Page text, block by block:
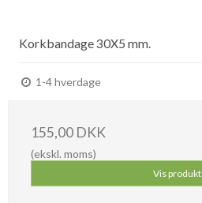
Korkbandage 30X5 mm.
1-4 hverdage
155,00 DKK
(ekskl. moms)
Vis produkt